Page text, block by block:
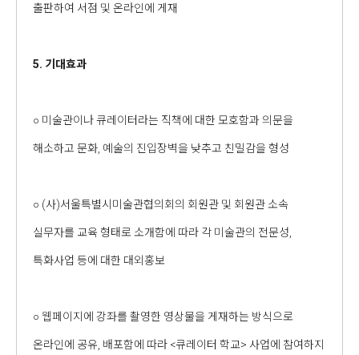
출판하여 서점 및 온라인에 게재
5. 기대효과
○ 미술관이나 큐레이터라는 직책에 대한 모호함과 의문을
해소하고 문화, 예술의 진입장벽을 낮추고 친밀감을 형성
○ (사)서울특별시미술관협의회의 회원관 및 회원관 소속
실무자를 교육 형태로 소개함에 따라 각 미술관의 전문성,
특화사업 등에 대한 대외홍보
○ 웹페이지에 강좌를 촬영한 영상물을 게재하는 방식으로
온라인에 공유, 배포함에 따라 <큐레이터 학교> 사업에 참여하지